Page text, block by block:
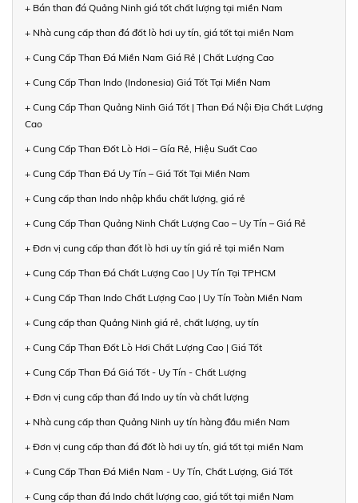
+ Bán than đá Quảng Ninh giá tốt chất lượng tại miền Nam
+ Nhà cung cấp than đá đốt lò hơi uy tín, giá tốt tại miền Nam
+ Cung Cấp Than Đá Miền Nam Giá Rẻ | Chất Lượng Cao
+ Cung Cấp Than Indo (Indonesia) Giá Tốt Tại Miền Nam
+ Cung Cấp Than Quảng Ninh Giá Tốt | Than Đá Nội Địa Chất Lượng
Cao
+ Cung Cấp Than Đốt Lò Hơi – Gía Rẻ, Hiệu Suất Cao
+ Cung Cấp Than Đá Uy Tín – Giá Tốt Tại Miền Nam
+ Cung cấp than Indo nhập khẩu chất lượng, giá rẻ
+ Cung Cấp Than Quảng Ninh Chất Lượng Cao – Uy Tín – Giá Rẻ
+ Đơn vị cung cấp than đốt lò hơi uy tín giá rẻ tại miền Nam
+ Cung Cấp Than Đá Chất Lượng Cao | Uy Tín Tại TPHCM
+ Cung Cấp Than Indo Chất Lượng Cao | Uy Tín Toàn Miền Nam
+ Cung cấp than Quảng Ninh giá rẻ, chất lượng, uy tín
+ Cung Cấp Than Đốt Lò Hơi Chất Lượng Cao | Giá Tốt
+ Cung Cấp Than Đá Giá Tốt - Uy Tín - Chất Lượng
+ Đơn vị cung cấp than đá Indo uy tín và chất lượng
+ Nhà cung cấp than Quảng Ninh uy tín hàng đầu miền Nam
+ Đơn vị cung cấp than đá đốt lò hơi uy tín, giá tốt tại miền Nam
+ Cung Cấp Than Đá Miền Nam - Uy Tín, Chất Lượng, Giá Tốt
+ Cung cấp than đá Indo chất lượng cao, giá tốt tại miền Nam